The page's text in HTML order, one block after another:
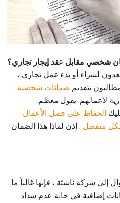
شخصي مقابل عقد إيجار تجاري؟
لشراء أو بدء عمل تجاري ،
بتقديم ضمانات شخصية
لأعمالهم. يقول معظم
الحفاظ على فصل الأعمال
منفصل . إذن لماذا هذا الضمان
إلى شركة ناشئة ، فإنها غالباً ما
إضافية في حالة عدم سداد